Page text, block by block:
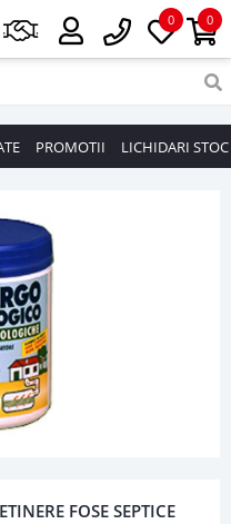
0
0
PROMOTII LICHIDARI STOC
FOSE SEPTICE